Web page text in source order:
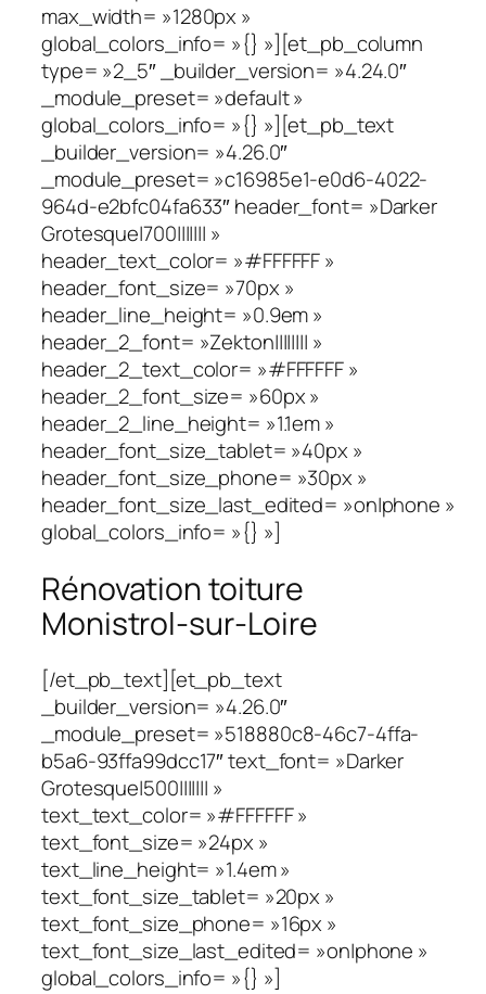
max_width= »1280px »
global_colors_info= »{} »][et_pb_column
type= »2_5″ _builder_version= »4.24.0″
_module_preset= »default »
global_colors_info= »{} »][et_pb_text
_builder_version= »4.26.0″
_module_preset= »c16985e1-e0d6-4022-
964d-e2bfc04fa633″ header_font= »Darker
Grotesque|700||||||| »
header_text_color= »#FFFFFF »
header_font_size= »70px »
header_line_height= »0.9em »
header_2_font= »Zekton|||||||| »
header_2_text_color= »#FFFFFF »
header_2_font_size= »60px »
header_2_line_height= »1.1em »
header_font_size_tablet= »40px »
header_font_size_phone= »30px »
header_font_size_last_edited= »on|phone »
global_colors_info= »{} »]
Rénovation toiture
Monistrol-sur-Loire
[/et_pb_text][et_pb_text
_builder_version= »4.26.0″
_module_preset= »518880c8-46c7-4ffa-
b5a6-93ffa99dcc17″ text_font= »Darker
Grotesque|500||||||| »
text_text_color= »#FFFFFF »
text_font_size= »24px »
text_line_height= »1.4em »
text_font_size_tablet= »20px »
text_font_size_phone= »16px »
text_font_size_last_edited= »on|phone »
global_colors_info= »{} »]